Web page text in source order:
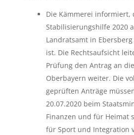
Die Kämmerei informiert,
Stabilisierungshilfe 2020
Landratsamt in
ist. Die Rechtsaufsicht
Prüfung den Antrag an
Oberbayern weiter. Die
geprüften Anträge
20.07.2020 beim
Finanzen und für Heimat
für Sport und Integration